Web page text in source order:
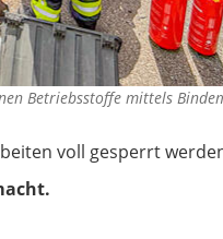
Betriebsstoffe mittels
voll gesperrt